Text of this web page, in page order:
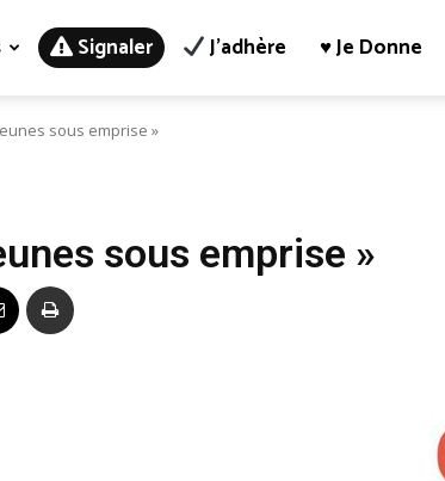
Signaler J’adhère ♥ Je Donne
sous emprise »
sous emprise »